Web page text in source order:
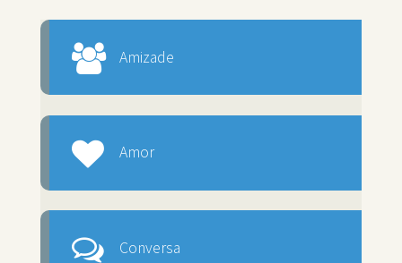
Amizade
Amor
Conversa